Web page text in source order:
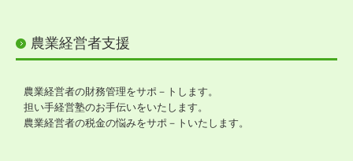
農業経営者支援
農業経営者の財務管理をサポ－トします。
担い手経営塾のお手伝いをいたします。
農業経営者の税金の悩みをサポ－トいたします。